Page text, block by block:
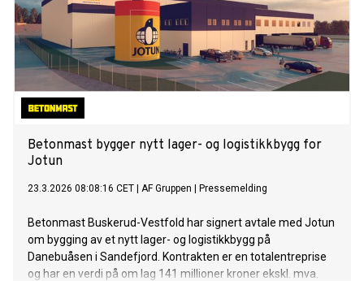
Betonmast bygger nytt lager- og logistikkbygg for
Jotun
23.3.2026 08:08:16 CET AF Gruppen Pressemelding
Betonmast Buskerud-Vestfold har signert avtale med Jotun
om bygging av et nytt lager- og logistikkbygg på
Danebuåsen i Sandefjord. Kontrakten er en totalentreprise
og har en verdi på om lag 141 millioner kroner ekskl. mva.